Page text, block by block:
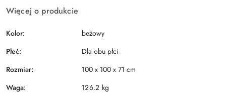
Więcej o produkcie
Kolor:
beżowy
Płeć:
Dla obu płci
Rozmiar:
100 x 100 x 71 cm
Waga:
126.2 kg